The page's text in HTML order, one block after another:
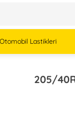
Lastikleri
205/